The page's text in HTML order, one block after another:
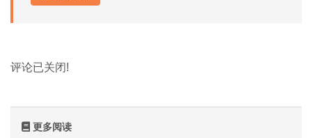
评论已关闭!
更多阅读